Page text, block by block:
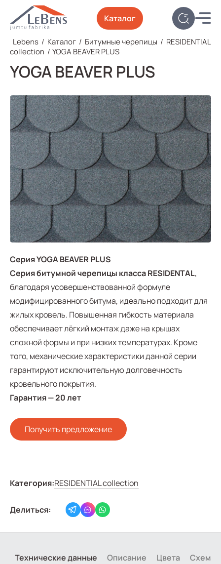
Каталог
Lebens / Каталог / Битумные черепицы / RESIDENTIAL
collection / YOGA BEAVER PLUS
YOGA BEAVER PLUS
Серия YOGA BEAVER PLUS
Серия битумной черепицы класса RESIDENTAL,
благодаря усовершенствованной формуле
модифицированного битума, идеально подходит для
жилых кровель. Повышенная гибкость материала
обеспечивает лёгкий монтаж даже на крышах
сложной формы и при низких температурах. Кроме
того, механические характеристики данной серии
гарантируют исключительную долговечность
кровельного покрытия.
Гарантия — 20 лет
Получить предложение
Категория:RESIDENTIAL collection
Делиться:
Технические данные Описание Цвета Схема